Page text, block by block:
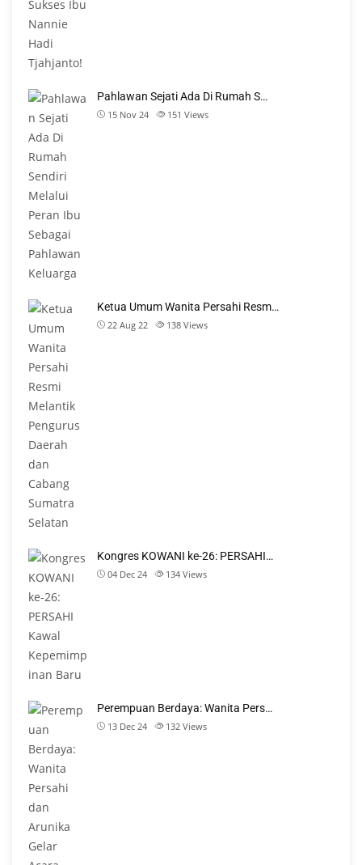
Pahlawan Sejati Ada Di Rumah S…
15 Nov 24 151 Views
Ketua Umum Wanita Persahi Resm…
22 Aug 22 138 Views
Kongres KOWANI ke-26: PERSAHI…
04 Dec 24 134 Views
Perempuan Berdaya: Wanita Pers…
13 Dec 24 132 Views